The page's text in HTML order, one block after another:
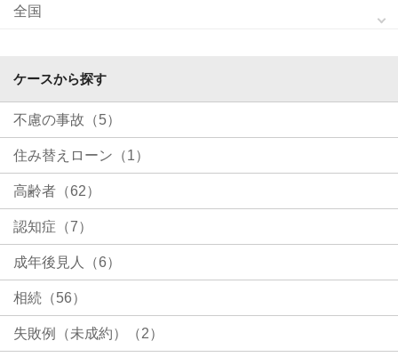
全国
ケースから探す
不慮の事故（5）
住み替えローン（1）
高齢者（62）
認知症（7）
成年後見人（6）
相続（56）
失敗例（未成約）（2）